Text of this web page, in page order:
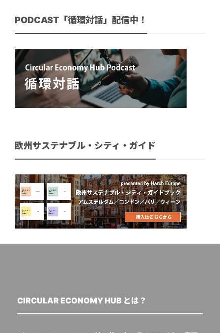
PODCAST「循環対話」配信中！
欧州サステナブル・シティ・ガイド
CIRCULAR ECONOMY HUB とは？